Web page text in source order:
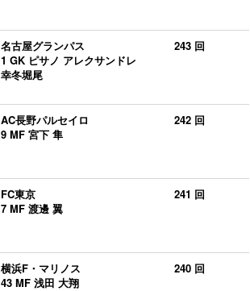
名古屋グランパス
1 GK ピサノ アレクサンドレ
幸冬堀尾
243 回
AC長野パルセイロ
9 MF 宮下 隼
242 回
FC東京
7 MF 渡邊 翼
241 回
横浜F・マリノス
43 MF 浅田 大翔
240 回